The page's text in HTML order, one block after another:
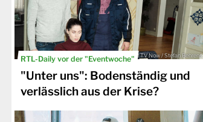
RTL-Daily vor der "Eventwoche" © TV Now / Stefan Behrens
"Unter uns": Bodenständig und
verlässlich aus der Krise?